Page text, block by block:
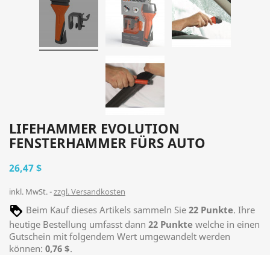
LIFEHAMMER EVOLUTION
FENSTERHAMMER FÜRS AUTO
26,47 $
inkl. MwSt. zzgl. Versandkosten
Beim Kauf dieses Artikels sammeln Sie 22 Punkte. Ihre
heutige Bestellung umfasst dann 22 Punkte welche in einen
Gutschein mit folgendem Wert umgewandelt werden
können: 0,76 $.